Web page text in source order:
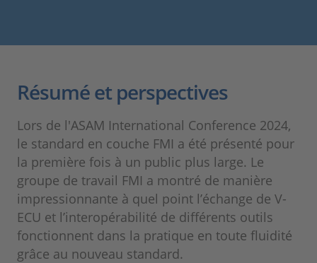
Résumé et perspectives
Lors de l'ASAM International Conference 2024,
le standard en couche FMI a été présenté pour
la première fois à un public plus large. Le
groupe de travail FMI a montré de manière
impressionnante à quel point l’échange de V-
ECU et l’interopérabilité de différents outils
fonctionnent dans la pratique en toute fluidité
grâce au nouveau standard.